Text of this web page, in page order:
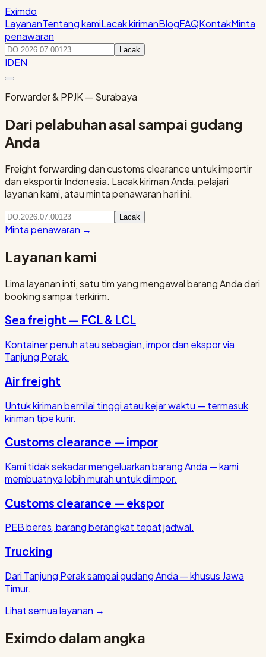
Eximdo
LayananTentang kamiLacak kirimanBlogFAQKontakMinta
penawaran
Lacak
IDEN
Forwarder & PPJK — Surabaya
Dari pelabuhan asal sampai gudang
Anda
Freight forwarding dan customs clearance untuk importir
dan eksportir Indonesia. Lacak kiriman Anda, pelajari
layanan kami, atau minta penawaran hari ini.
Lacak
Minta penawaran →
Layanan kami
Lima layanan inti, satu tim yang mengawal barang Anda dari
booking sampai terkirim.
Sea freight — FCL & LCL
Kontainer penuh atau sebagian, impor dan ekspor via
Tanjung Perak.
Air freight
Untuk kiriman bernilai tinggi atau kejar waktu — termasuk
kiriman tipe kurir.
Customs clearance — impor
Kami tidak sekadar mengeluarkan barang Anda — kami
membuatnya lebih murah untuk diimpor.
Customs clearance — ekspor
PEB beres, barang berangkat tepat jadwal.
Trucking
Dari Tanjung Perak sampai gudang Anda — khusus Jawa
Timur.
Lihat semua layanan →
Eximdo dalam angka